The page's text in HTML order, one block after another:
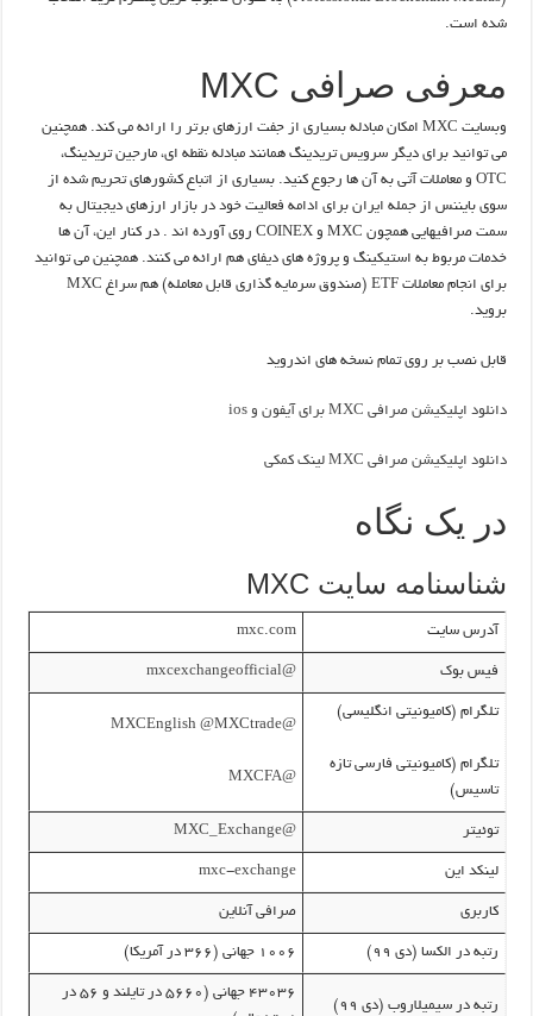
شده است.
معرفی صرافی MXC
وبسایت MXC امکان مبادله بسیاری از جفت ارزهای برتر را ارائه می کند. همچنین
می توانید برای دیگر سرویس تریدینگ همانند مبادله نقطه ای، مارجین تریدینگ،
OTC و معاملات آتی به آن ها رجوع کنید. بسیاری از اتباع کشورهای تحریم شده از
سوی بایننس از جمله ایران برای ادامه فعالیت خود در بازار ارزهای دیجیتال به
سمت صرافیهایی همچون MXC و COINEX روی آورده اند . در کنار این، آن ها
خدمات مربوط به استیکینگ و پروژه های دیفای هم ارائه می کنند. همچنین می توانید
برای انجام معاملات ETF (صندوق سرمایه گذاری قابل معامله) هم سراغ MXC
بروید.
قابل نصب بر روی تمام نسخه های اندروید
دانلود اپلیکیشن صرافی MXC برای آیفون و ios
دانلود اپلیکیشن صرافی MXC لینک کمکی
در یک نگاه
شناسنامه سایت MXC
آدرس سایت mxc.com
فیس بوک @mxcexchangeofficial
تلگرام (کامیونیتی انگلیسی)
تلگرام (کامیونیتی فارسی تازه
تاسیس)
@MXCEnglish
@MXCtrade
@MXCFA
توئیتر @MXC_Exchange
لینکد این mxc-exchange
کاربری صرافی آنلاین
رتبه در الکسا (دی ۹۹) ۱۰۰۶ جهانی (۳۶۶ در آمریکا)
رتبه در سیمیلاروب (دی ۹۹)
۴۳۰۳۶ جهانی (۵۶۶۰ در تایلند و ۵۶ در